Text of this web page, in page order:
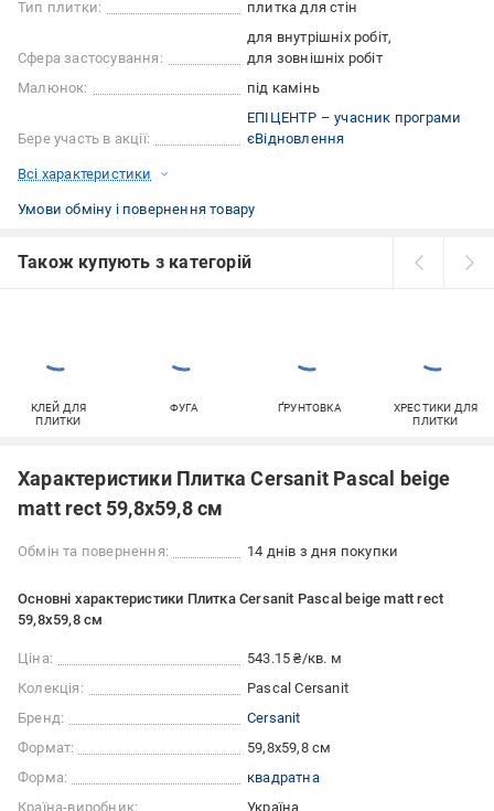
Тип плитки:
плитка для стін
Сфера застосування:
для внутрішніх робіт
для зовнішніх робіт
Малюнок:
під камінь
Бере участь в акції:
ЕПІЦЕНТР – учасник програми
єВідновлення
Всі характеристики
Умови обміну і повернення товару
Також купують з категорій
КЛЕЙ ДЛЯ
ПЛИТКИ
ФУГА ҐРУНТОВКА
ХРЕСТИКИ ДЛЯ
ПЛИТКИ
Характеристики Плитка Cersanit Pascal beige
matt rect 59,8x59,8 см
Обмін та повернення: 14 днів з дня покупки
Основні характеристики Плитка Cersanit Pascal beige matt rect
59,8x59,8 см
Ціна:
543.15 ₴/кв. м
Колекція:
Pascal Cersanit
Бренд:
Cersanit
Формат:
59,8x59,8 см
Форма:
квадратна
Країна-виробник:
Україна